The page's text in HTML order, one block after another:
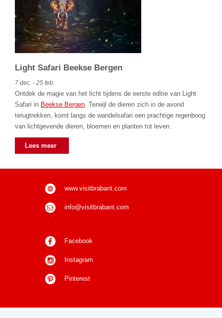
Light Safari Beekse Bergen
7 dec. - 25 feb.
Ontdek de magie van het licht tijdens de eerste editie van Light
Safari in Beekse Bergen. Terwijl de dieren zich in de avond
terugtrekken, komt langs de wandelsafari een prachtige regenboog
van lichtgevende dieren, bloemen en planten tot leven.
Lees meer
www.visitbrabant.com
info@visitbrabant.com
Facebook
Instagram
Pinterest